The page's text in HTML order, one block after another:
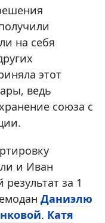
на себя
этот
ведь
союза с
и Иван
за 1
Даниэлю
. Катя